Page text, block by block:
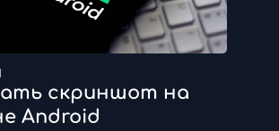
скриншот на
Android